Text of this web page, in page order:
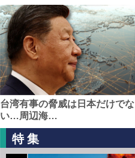
台湾有事の脅威は日本だけでな
い…周辺海…
特集